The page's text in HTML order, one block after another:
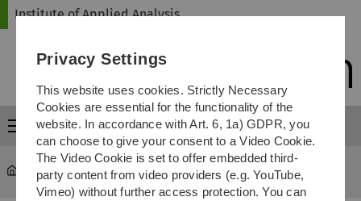
Skip
Skip
Skip
Skip
Institute of Applied Analysis
Menu
iaa ... Maßtheorie
Privacy Settings
This website uses cookies. Strictly Necessary
Cookies are essential for the functionality of the
website. In accordance with Art. 6, 1a) GDPR, you
can choose to give your consent to a Video Cookie.
The Video Cookie is set to offer embedded third-
party content from video providers (e.g. YouTube,
Vimeo) without further access protection. You can